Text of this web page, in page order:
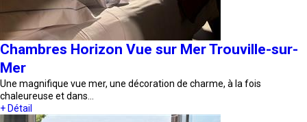
Chambres Horizon Vue sur Mer Trouville-sur-
Mer
Une magnifique vue mer, une décoration de charme, à la fois
chaleureuse et dans…
+ Détail